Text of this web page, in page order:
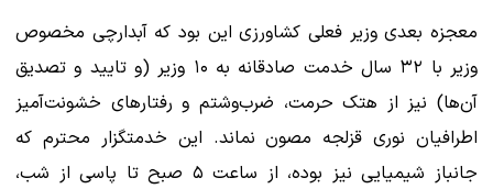
معجزه بعدی وزیر فعلی کشاورزی این بود که آبدارچی مخصوص
وزیر با ۳۲ سال خدمت صادقانه به ۱۰ وزیر (و تایید و تصدیق
آن‌ها) نیز از هتک حرمت، ضرب‌وشتم و رفتارهای خشونت‌آمیز
اطرافیان نوری قزلجه مصون نماند. این خدمتگزار محترم که
جانباز شیمیایی نیز بوده، از ساعت ۵ صبح تا پاسی از شب،